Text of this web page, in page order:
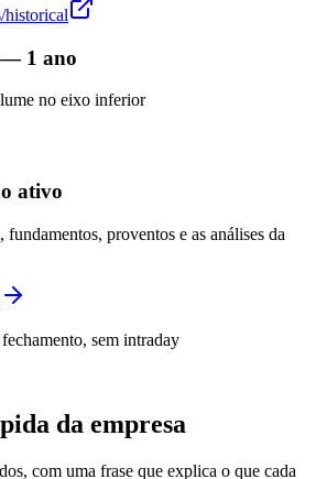
historical
— 1 ano
no eixo inferior
ativo
proventos e as análises da
sem intraday
da empresa
com uma frase que explica o que cada